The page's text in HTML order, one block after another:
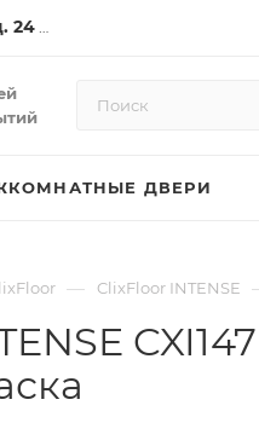
24
ДВЕРИ
— ClixFloor INTENSE